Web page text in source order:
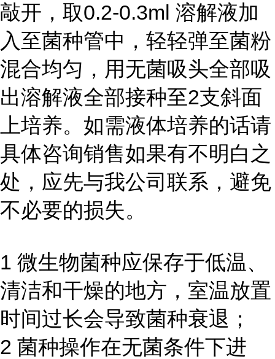
敲开，取0.2-0.3ml 溶解液加
入至菌种管中，轻轻弹至菌粉
混合均匀，用无菌吸头全部吸
出溶解液全部接种至2支斜面
上培养。如需液体培养的话请
具体咨询销售如果有不明白之
处，应先与我公司联系，避免
不必要的损失。
1 微生物菌种应保存于低温、
清洁和干燥的地方，室温放置
时间过长会导致菌种衰退；
2 菌种操作在无菌条件下进